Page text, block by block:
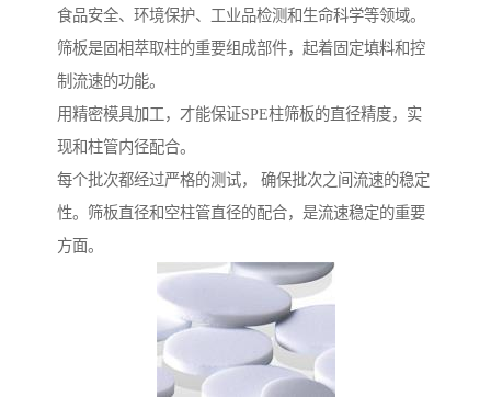
食品安全、环境保护、工业品检测和生命科学等领域。
筛板是固相萃取柱的重要组成部件，起着固定填料和控
制流速的功能。
用精密模具加工，才能保证SPE柱筛板的直径精度，实
现和柱管内径配合。
每个批次都经过严格的测试， 确保批次之间流速的稳定
性。筛板直径和空柱管直径的配合，是流速稳定的重要
方面。